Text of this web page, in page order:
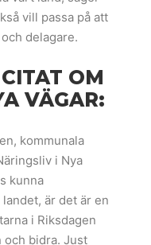
vill passa på att
delagare.
OM
VÄGAR:
kommunala
i Nya
kunna
är det är en
i Riksdagen
och bidra. Just